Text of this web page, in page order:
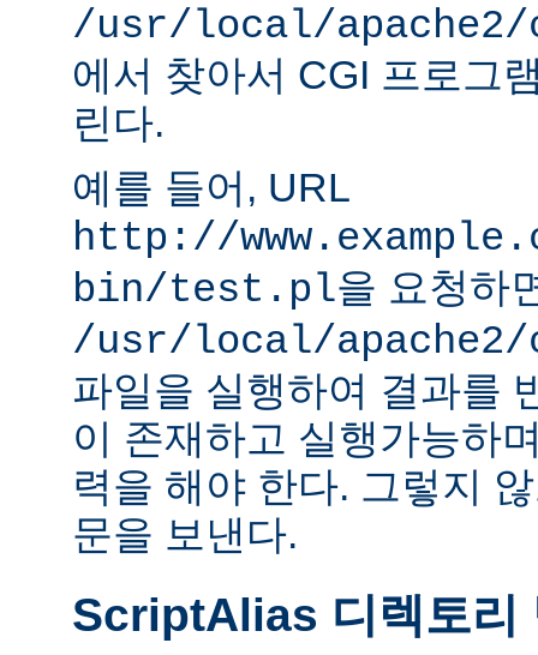
/usr/local/
에서 찾아서 CGI 프로그
린다.
예를 들어, URL
http://
bin/test.pl을 요청하
/usr/local/
파일을 실행하여 결과를
이 존재하고 실행가능하
력을 해야 한다. 그렇지
문을 보낸다.
ScriptAlias 디렉토리